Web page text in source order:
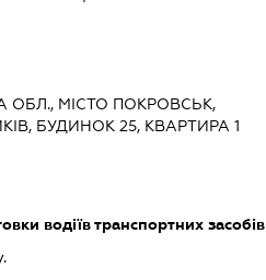
ОБЛ., МІСТО ПОКРОВСЬК,
БУДИНОК 25, КВАРТИРА 1
водіїв транспортних засобів